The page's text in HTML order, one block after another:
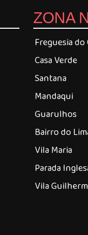
ZONA
Freguesia do
Casa Verde
Santana
Mandaqui
Guarulhos
Bairro do
Vila Maria
Parada
Vila